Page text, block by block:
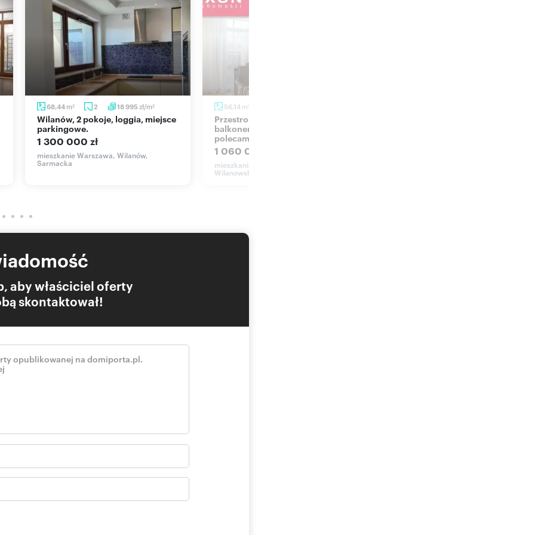
przystanki autobusowe oraz tramwajowe, sklepy Lidl,
Cafe Nero, Starbucks, Grycan), galeria Alto (Sezam),
w rozumieniu Kodeksu Cywilnego.
68,44 m2 2 18 995 zł/m2
Wilanów, 2 pokoje, loggia, miejsce
parkingowe.
1 300 000 zł
mieszkanie Warszawa, Wilanów,
Sarmacka
56,14 m 2
Przestronne 56 m² mieszkanie z
balkonem i garażem w Wilanowie
polecam!
1 060 000 zł
mieszkanie Warszawa, Wilanów, al. Aleja
Wilanowska
aby właściciel oferty
skontaktował!